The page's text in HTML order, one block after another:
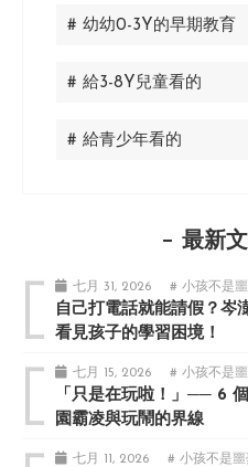
# 幼幼0-3Y的早期教育
# 給3-8Y兒童看的
# 給青少年看的
最新
七月 31, 2026 # 小孩不是
自己打電話就能請假？岑
看見孩子的學習困境！
七月 15, 2026 # 小孩不是
「只是在玩啦！」── 6
園霸凌與玩鬧的界線
七月 11, 2026 # 小孩不是噩